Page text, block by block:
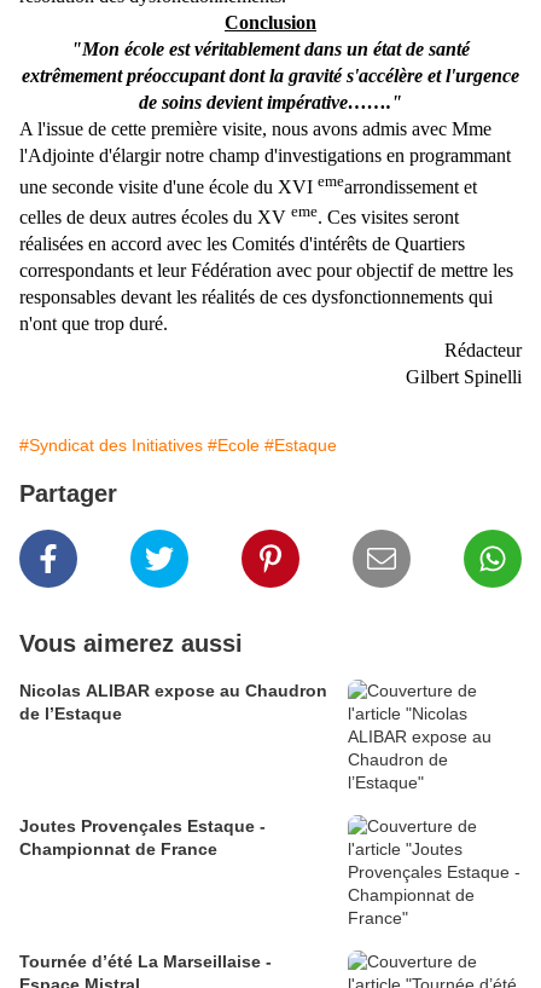
Conclusion
"Mon école est véritablement dans un état de santé
extrêmement préoccupant dont la gravité s'accélère et l'urgence
de soins devient impérative……."
A l'issue de cette première visite, nous avons admis avec Mme
l'Adjointe d'élargir notre champ d'investigations en programmant
une seconde visite d'une école du XVI emearrondissement et
celles de deux autres écoles du XV eme. Ces visites seront
réalisées en accord avec les Comités d'intérêts de Quartiers
correspondants et leur Fédération avec pour objectif de mettre les
responsables devant les réalités de ces dysfonctionnements qui
n'ont que trop duré.
Rédacteur
Gilbert Spinelli
#Syndicat des Initiatives #Ecole #Estaque
Partager
Vous aimerez aussi
Nicolas ALIBAR expose au Chaudron
de l’Estaque
Joutes Provençales Estaque -
Championnat de France
Tournée d’été La Marseillaise -